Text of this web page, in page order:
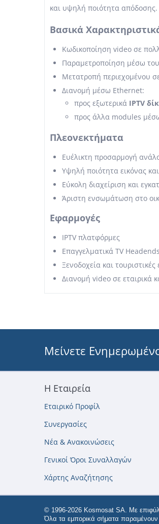
και υψηλή ποιότητα απόδοσης.
Βασικά
Κωδικοποίηση video σε
Παραμετροποίηση μέσω
Μετατροπή περιεχομένου
Διανομή μέσω Ethernet:
προς εξωτερικά IPTV
προς άλλα modules
Πλεονεκτήματα
Ευέλικτη προσαρμογή
Υψηλή ποιότητα εικόνας
Εύκολη διαχείριση και
Άριστη ενσωμάτωση στο
Εφαρμογές
IPTV πλατφόρμες
Επαγγελματικά TV Headends
Ξενοδοχεία και
Διανομή video σε εταιρικά
Μείνετε
Η Εταιρεία
Εταιρικό Προφίλ
Συνεργασίες
Νέα & Ανακοινώσεις
Γενικοί Όροι Συναλλαγών
Χάρτης Αναζήτησης
© 1996-2026 Kosmosat SA. Με
Όλα τα εμπορικά σήματα παραμένουν